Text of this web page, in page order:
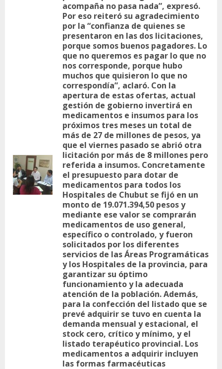
acompaña no pasa nada”, expresó.
Por eso reiteró su agradecimiento
por la “confianza de quienes se
presentaron en las dos licitaciones,
porque somos buenos pagadores. Lo
que no queremos es pagar lo que no
nos corresponde, porque hubo
muchos que quisieron lo que no
correspondía”, aclaró. Con la
apertura de estas ofertas, actual
gestión de gobierno invertirá en
medicamentos e insumos para los
próximos tres meses un total de
más de 27 de millones de pesos, ya
que el viernes pasado se abrió otra
licitación por más de 8 millones pero
referida a insumos. Concretamente
el presupuesto para dotar de
medicamentos para todos los
Hospitales de Chubut se fijó en un
monto de 19.071.394,50 pesos y
mediante ese valor se comprarán
medicamentos de uso general,
específico o controlado, y fueron
solicitados por los diferentes
servicios de las Áreas Programáticas
y los Hospitales de la provincia, para
garantizar su óptimo
funcionamiento y la adecuada
atención de la población. Además,
para la confección del listado que se
prevé adquirir se tuvo en cuenta la
demanda mensual y estacional, el
stock cero, crítico y mínimo, y el
listado terapéutico provincial. Los
medicamentos a adquirir incluyen
las formas farmacéuticas